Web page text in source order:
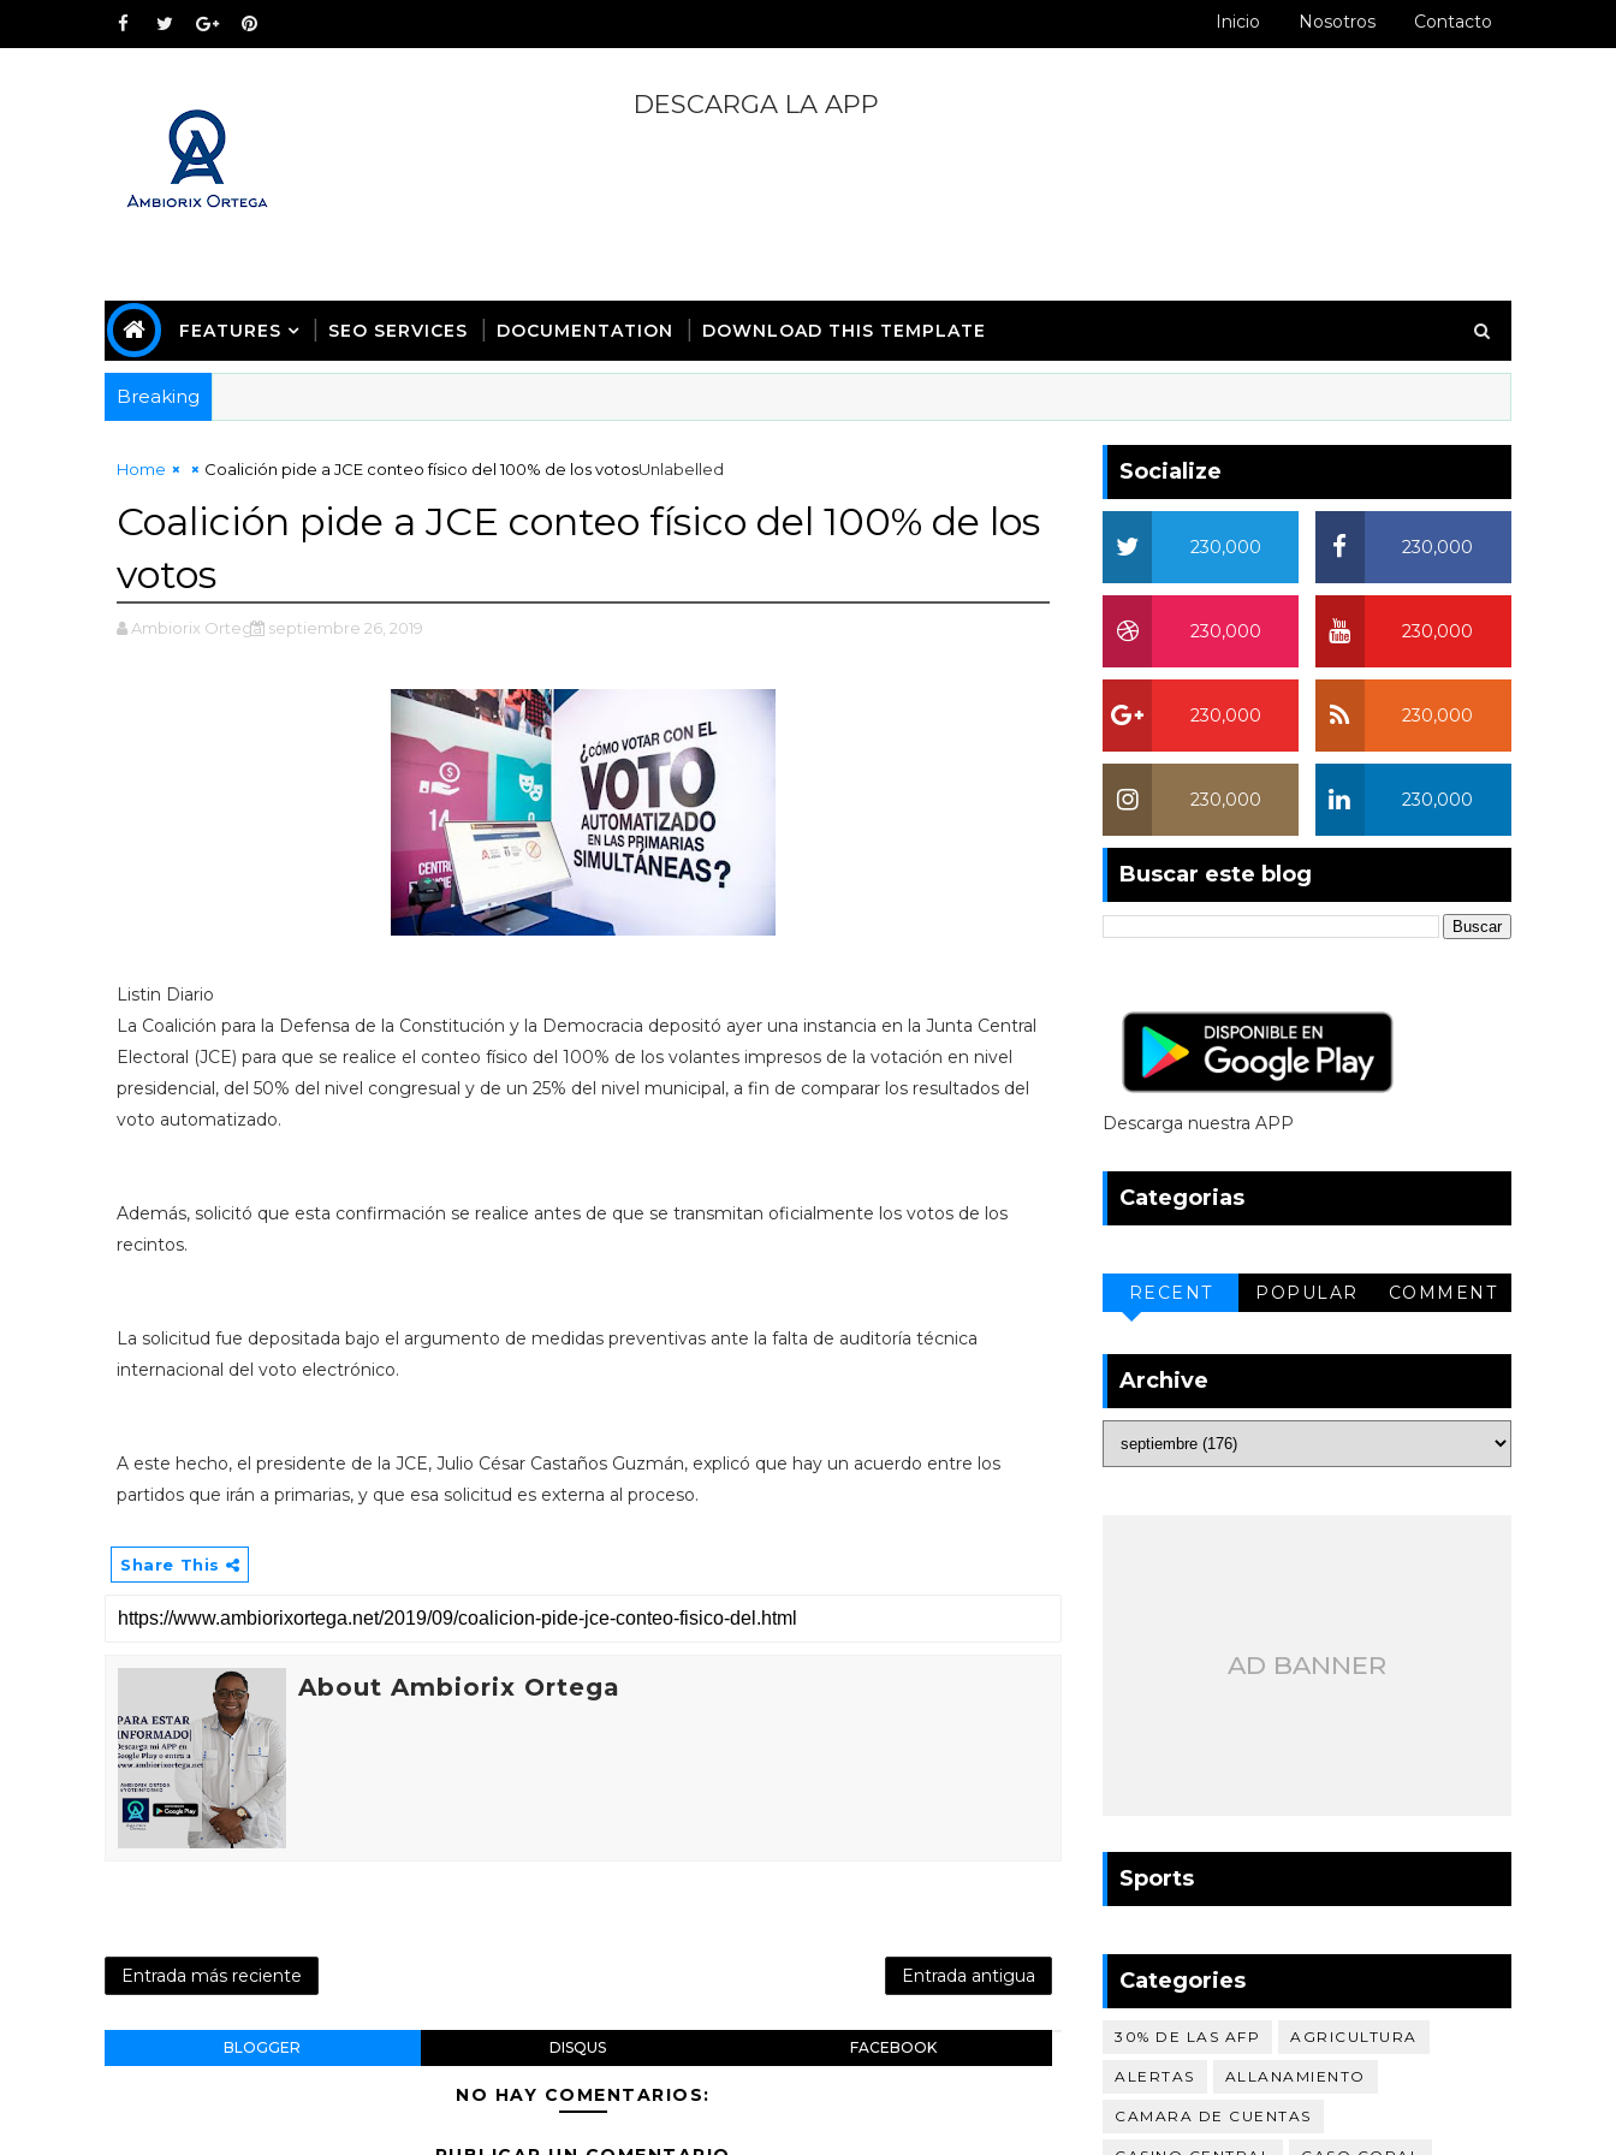
Inicio Nosotros Contacto
DESCARGA LA APP
FEATURES SEO SERVICES DOCUMENTATION DOWNLOAD THIS TEMPLATE
Breaking
Home Unlabelled
Coalición pide a JCE conteo físico del 100% de los votos
Coalición pide a JCE conteo físico del 100% de los
votos
Ambiorix Ortega septiembre 26, 2019
Listin Diario
La Coalición para la Defensa de la Constitución y la Democracia depositó ayer una instancia en la Junta Central
Electoral (JCE) para que se realice el conteo físico del 100% de los volantes impresos de la votación en nivel
presidencial, del 50% del nivel congresual y de un 25% del nivel municipal, a fin de comparar los resultados del
voto automatizado.
Además, solicitó que esta confirmación se realice antes de que se transmitan oficialmente los votos de los
recintos.
La solicitud fue depositada bajo el argumento de medidas preventivas ante la falta de auditoría técnica
internacional del voto electrónico.
A este hecho, el presidente de la JCE, Julio César Castaños Guzmán, explicó que hay un acuerdo entre los
partidos que irán a primarias, y que esa solicitud es externa al proceso.
Share This
About Ambiorix Ortega
Entrada más reciente Entrada antigua
BLOGGER DISQUS FACEBOOK
NO HAY COMENTARIOS:
Socialize
230,000
230,000
230,000
230,000
230,000
230,000
230,000
230,000
Buscar este blog
Descarga nuestra APP
Categorias
RECENT POPULAR COMMENT
Archive
AD BANNER
Sports
Categories
30% DE LAS AFP AGRICULTURA
ALERTAS ALLANAMIENTO
CAMARA DE CUENTAS